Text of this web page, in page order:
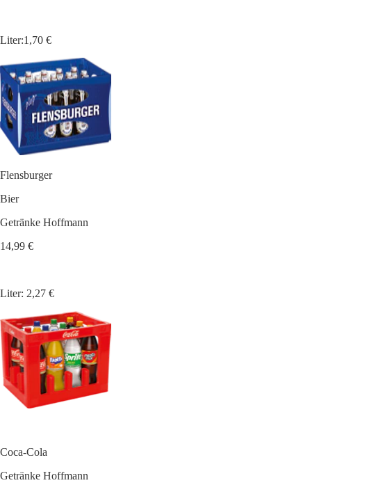
Liter:1,70 €
Flensburger
Bier
Getränke Hoffmann
14,99 €
Liter: 2,27 €
Coca-Cola
Getränke Hoffmann